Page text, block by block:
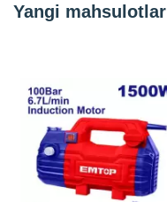
Yangi mahsulotlar